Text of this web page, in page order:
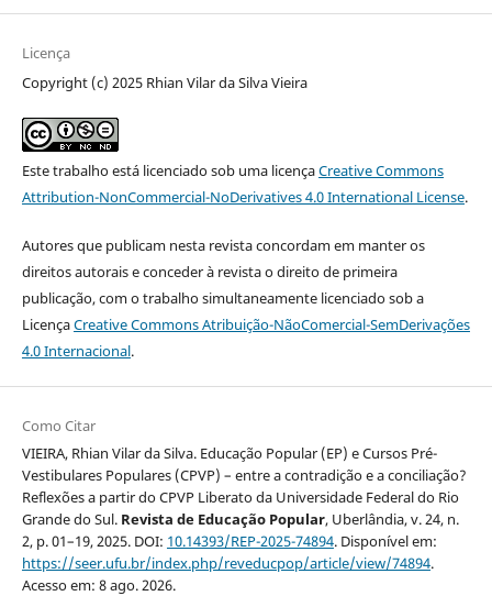
Licença
Copyright (c) 2025 Rhian Vilar da Silva Vieira
Este trabalho está licenciado sob uma licençaCreative Commons
Attribution-NonCommercial-NoDerivatives 4.0 International License.
Autores que publicam nesta revista concordam em manter os
direitos autorais e conceder à revista o direito de primeira
publicação, com o trabalho simultaneamente licenciado sob a
LicençaCreative Commons Atribuição-NãoComercial-SemDerivações
4.0 Internacional.
Como Citar
VIEIRA, Rhian Vilar da Silva. Educação Popular (EP) e Cursos Pré-
Vestibulares Populares (CPVP) – entre a contradição e a conciliação?
Reflexões a partir do CPVP Liberato da Universidade Federal do Rio
Grande do Sul. Revista de Educação Popular, Uberlândia, v. 24, n.
2, p. 01–19, 2025. DOI: 10.14393/REP-2025-74894. Disponível em:
https://seer.ufu.br/index.php/reveducpop/article/view/74894.
Acesso em: 8 ago. 2026.